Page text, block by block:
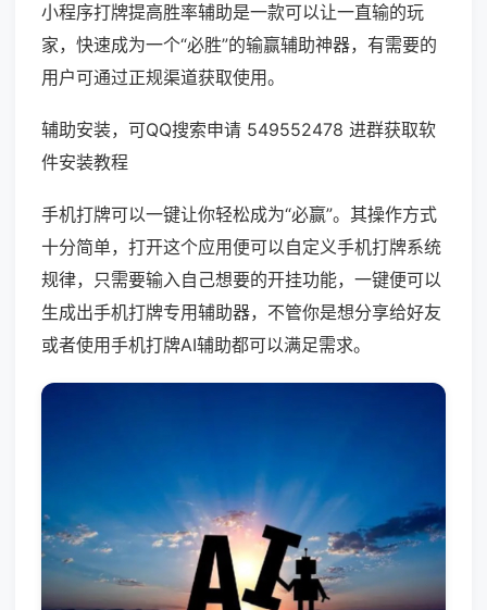
小程序打牌提高胜率辅助是一款可以让一直输的玩
家，快速成为一个“必胜”的输赢辅助神器，有需要的
用户可通过正规渠道获取使用。
辅助安装，可QQ搜索申请 549552478 进群获取软
件安装教程
手机打牌可以一键让你轻松成为“必赢”。其操作方式
十分简单，打开这个应用便可以自定义手机打牌系统
规律，只需要输入自己想要的开挂功能，一键便可以
生成出手机打牌专用辅助器，不管你是想分享给好友
或者使用手机打牌AI辅助都可以满足需求。